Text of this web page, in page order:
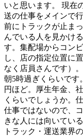
いと思います。 現在
送の仕事をメインで
前にトラックが止ま
んでいる人を見かけ
す。集配場からコン
し、店の指定位置に
なく店員さんです）
朝5時過ぎくらいです
円ほど。厚生年金、
くらいでしょうか。
仕事ではないので、
きな人には向いてい
トラック・運送業界